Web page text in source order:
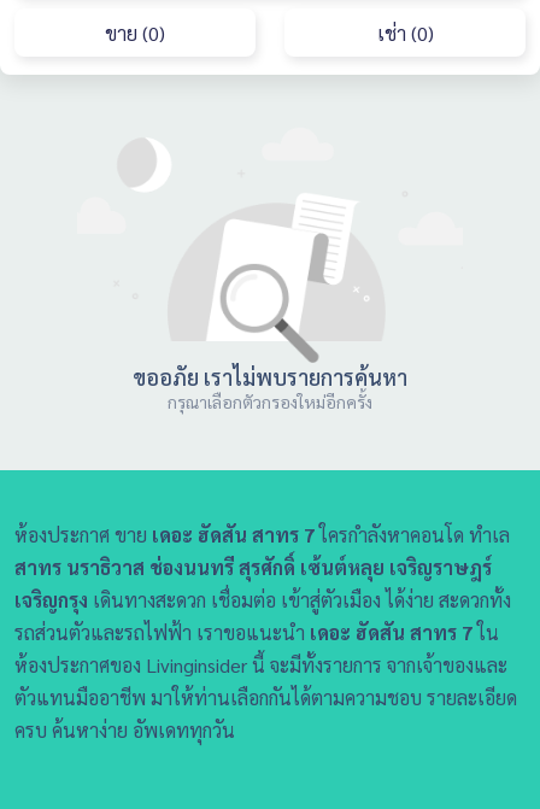
ขาย (0) เช่า (0)
ขออภัย เราไม่พบรายการค้นหา
กรุณาเลือกตัวกรองใหม่อีกครั้ง
ห้องประกาศ ขาย เดอะ ฮัดสัน สาทร 7ใครกำลังหาคอนโด ทำเล
สาทร นราธิวาส ช่องนนทรี สุรศักดิ์ เซ้นต์หลุย เจริญราษฎร์
เจริญกรุง เดินทางสะดวก เชื่อมต่อ เข้าสู่ตัวเมือง ได้ง่าย สะดวกทั้ง
รถส่วนตัวและรถไฟฟ้า เราขอแนะนำ เดอะ ฮัดสัน สาทร 7ใน
ห้องประกาศของ Livinginsider นี้ จะมีทั้งรายการ จากเจ้าของและ
ตัวแทนมืออาชีพ มาให้ท่านเลือกกันได้ตามความชอบ รายละเอียด
ครบ ค้นหาง่าย อัพเดททุกวัน